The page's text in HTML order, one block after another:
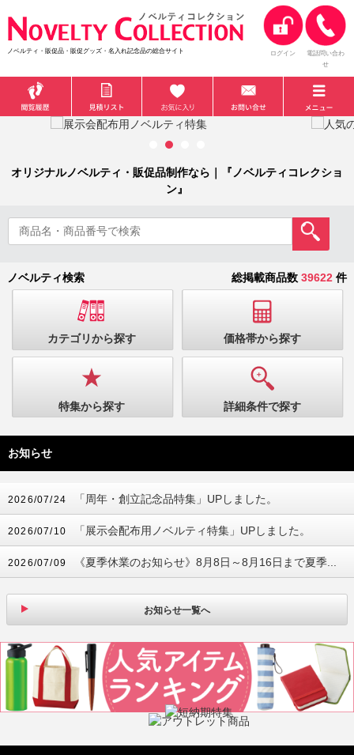
ノベルティ・販促品・販促グッズ・名入れ記念品の総合サイト ログイン
電話問い合わ
せ
オリジナルノベルティ・販促品制作なら｜『ノベルティコレクショ
ン』
ノベルティ検索 総掲載商品数39622件
カテゴリから探す 価格帯から探す
特集から探す 詳細条件で探す
お知らせ
2026/07/24 「周年・創立記念品特集」UPしました。
2026/07/10 「展示会配布用ノベルティ特集」UPしました。
2026/07/09 《夏季休業のお知らせ》8月8日～8月16日まで夏季...
お知らせ一覧へ